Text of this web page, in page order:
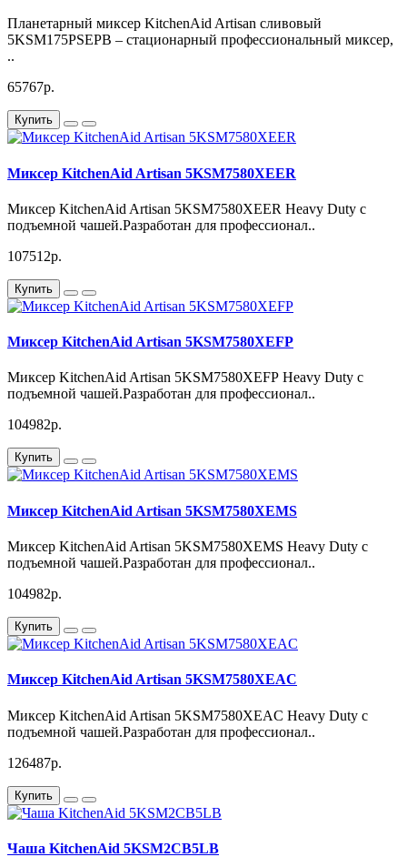
Планетарный миксер KitchenAid Artisan сливовый
5KSM175PSEPB – стационарный профессиональный миксер,
..
65767р.
Купить
Миксер KitchenAid Artisan 5KSM7580XEER
Миксер KitchenAid Artisan 5KSM7580XEER Heavy Duty с
подъемной чашей.Разработан для профессионал..
107512р.
Купить
Миксер KitchenAid Artisan 5KSM7580XEFP
Миксер KitchenAid Artisan 5KSM7580XEFP Heavy Duty с
подъемной чашей.Разработан для профессионал..
104982р.
Купить
Миксер KitchenAid Artisan 5KSM7580XEMS
Миксер KitchenAid Artisan 5KSM7580XEMS Heavy Duty с
подъемной чашей.Разработан для профессионал..
104982р.
Купить
Миксер KitchenAid Artisan 5KSM7580XEAC
Миксер KitchenAid Artisan 5KSM7580XEAC Heavy Duty с
подъемной чашей.Разработан для профессионал..
126487р.
Купить
Чаша KitchenAid 5KSM2CB5LB